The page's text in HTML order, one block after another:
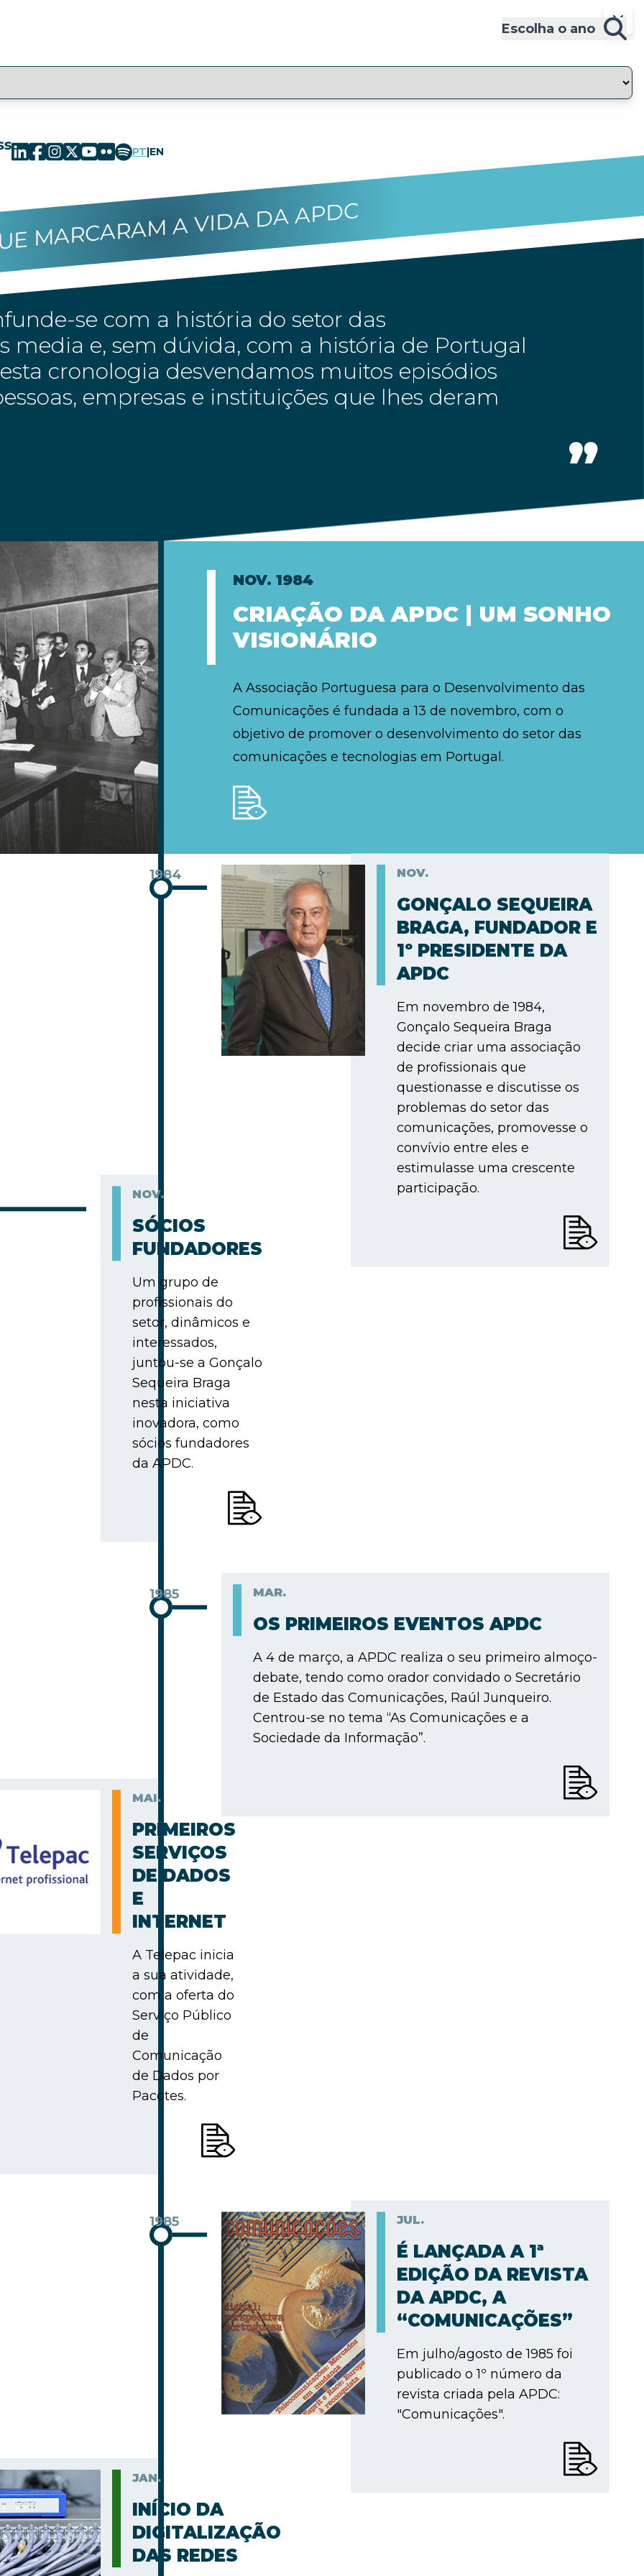
Escolha o ano
PT|EN
MARCARAM A VIDA DA APDC
se com a história do setor das
media e, sem dúvida, com a história de Portugal
cronologia desvendamos muitos episódios
empresas e instituições que lhes deram
NOV. 1984
CRIAÇÃO DA APDC | UM SONHO
VISIONÁRIO
A Associação Portuguesa para o Desenvolvimento das
Comunicações é fundada a 13 de novembro, com o
objetivo de promover o desenvolvimento do setor das
comunicações e tecnologias em Portugal.
1984 NOV.
GONÇALO SEQUEIRA
BRAGA, FUNDADOR E
1º PRESIDENTE DA
APDC
Em novembro de 1984,
Gonçalo Sequeira Braga
decide criar uma associação
de profissionais que
questionasse e discutisse os
problemas do setor das
comunicações, promovesse o
convívio entre eles e
estimulasse uma crescente
participação.
NOV.
SÓCIOS
FUNDADORES
Um grupo de
profissionais do
setor, dinâmicos e
interessados,
juntou-se a Gonçalo
Sequeira Braga
nesta iniciativa
inovadora, como
sócios fundadores
da APDC.
1985 MAR.
OS PRIMEIROS EVENTOS APDC
A 4 de março, a APDC realiza o seu primeiro almoço-
debate, tendo como orador convidado o Secretário
de Estado das Comunicações, Raúl Junqueiro.
Centrou-se no tema “As Comunicações e a
Sociedade da Informação”.
MAI.
PRIMEIROS
SERVIÇOS
DE DADOS
E
INTERNET
A Telepac inicia
a sua atividade,
com a oferta do
Serviço Público
de
Comunicação
de Dados por
Pacotes.
1985 JUL.
É LANÇADA A 1ª
EDIÇÃO DA REVISTA
DA APDC, A
“COMUNICAÇÕES”
Em julho/agosto de 1985 foi
publicado o 1º número da
revista criada pela APDC:
"Comunicações".
JAN.
INÍCIO DA
DIGITALIZAÇÃO
DAS REDES